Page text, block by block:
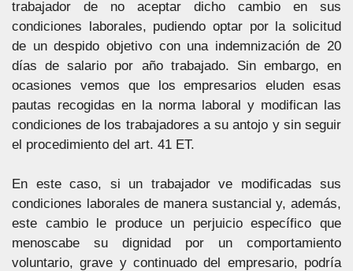
trabajador de no aceptar dicho cambio en sus
condiciones laborales, pudiendo optar por la solicitud
de un despido objetivo con una indemnización de 20
días de salario por año trabajado. Sin embargo, en
ocasiones vemos que los empresarios eluden esas
pautas recogidas en la norma laboral y modifican las
condiciones de los trabajadores a su antojo y sin seguir
el procedimiento del art. 41 ET.
En este caso, si un trabajador ve modificadas sus
condiciones laborales de manera sustancial y, además,
este cambio le produce un perjuicio específico que
menoscabe su dignidad por un comportamiento
voluntario, grave y continuado del empresario, podría